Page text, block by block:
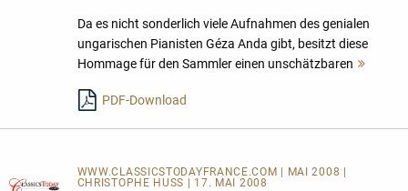
Da es nicht sonderlich viele Aufnahmen des genialen
ungarischen Pianisten Géza Anda gibt, besitzt diese
Hommage für den Sammler einen unschätzbaren
PDF-Download
WWW.CLASSICSTODAYFRANCE.COM | MAI 2008 |
CHRISTOPHE HUSS | 17. MAI 2008